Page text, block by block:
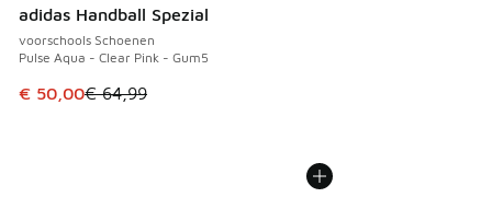
adidas Handball Spezial
voorschools Schoenen
Pulse Aqua - Clear Pink - Gum5
Dit artikel is in de uitverkoop. Dit artikel is in de
€ 50,00€ 64,99